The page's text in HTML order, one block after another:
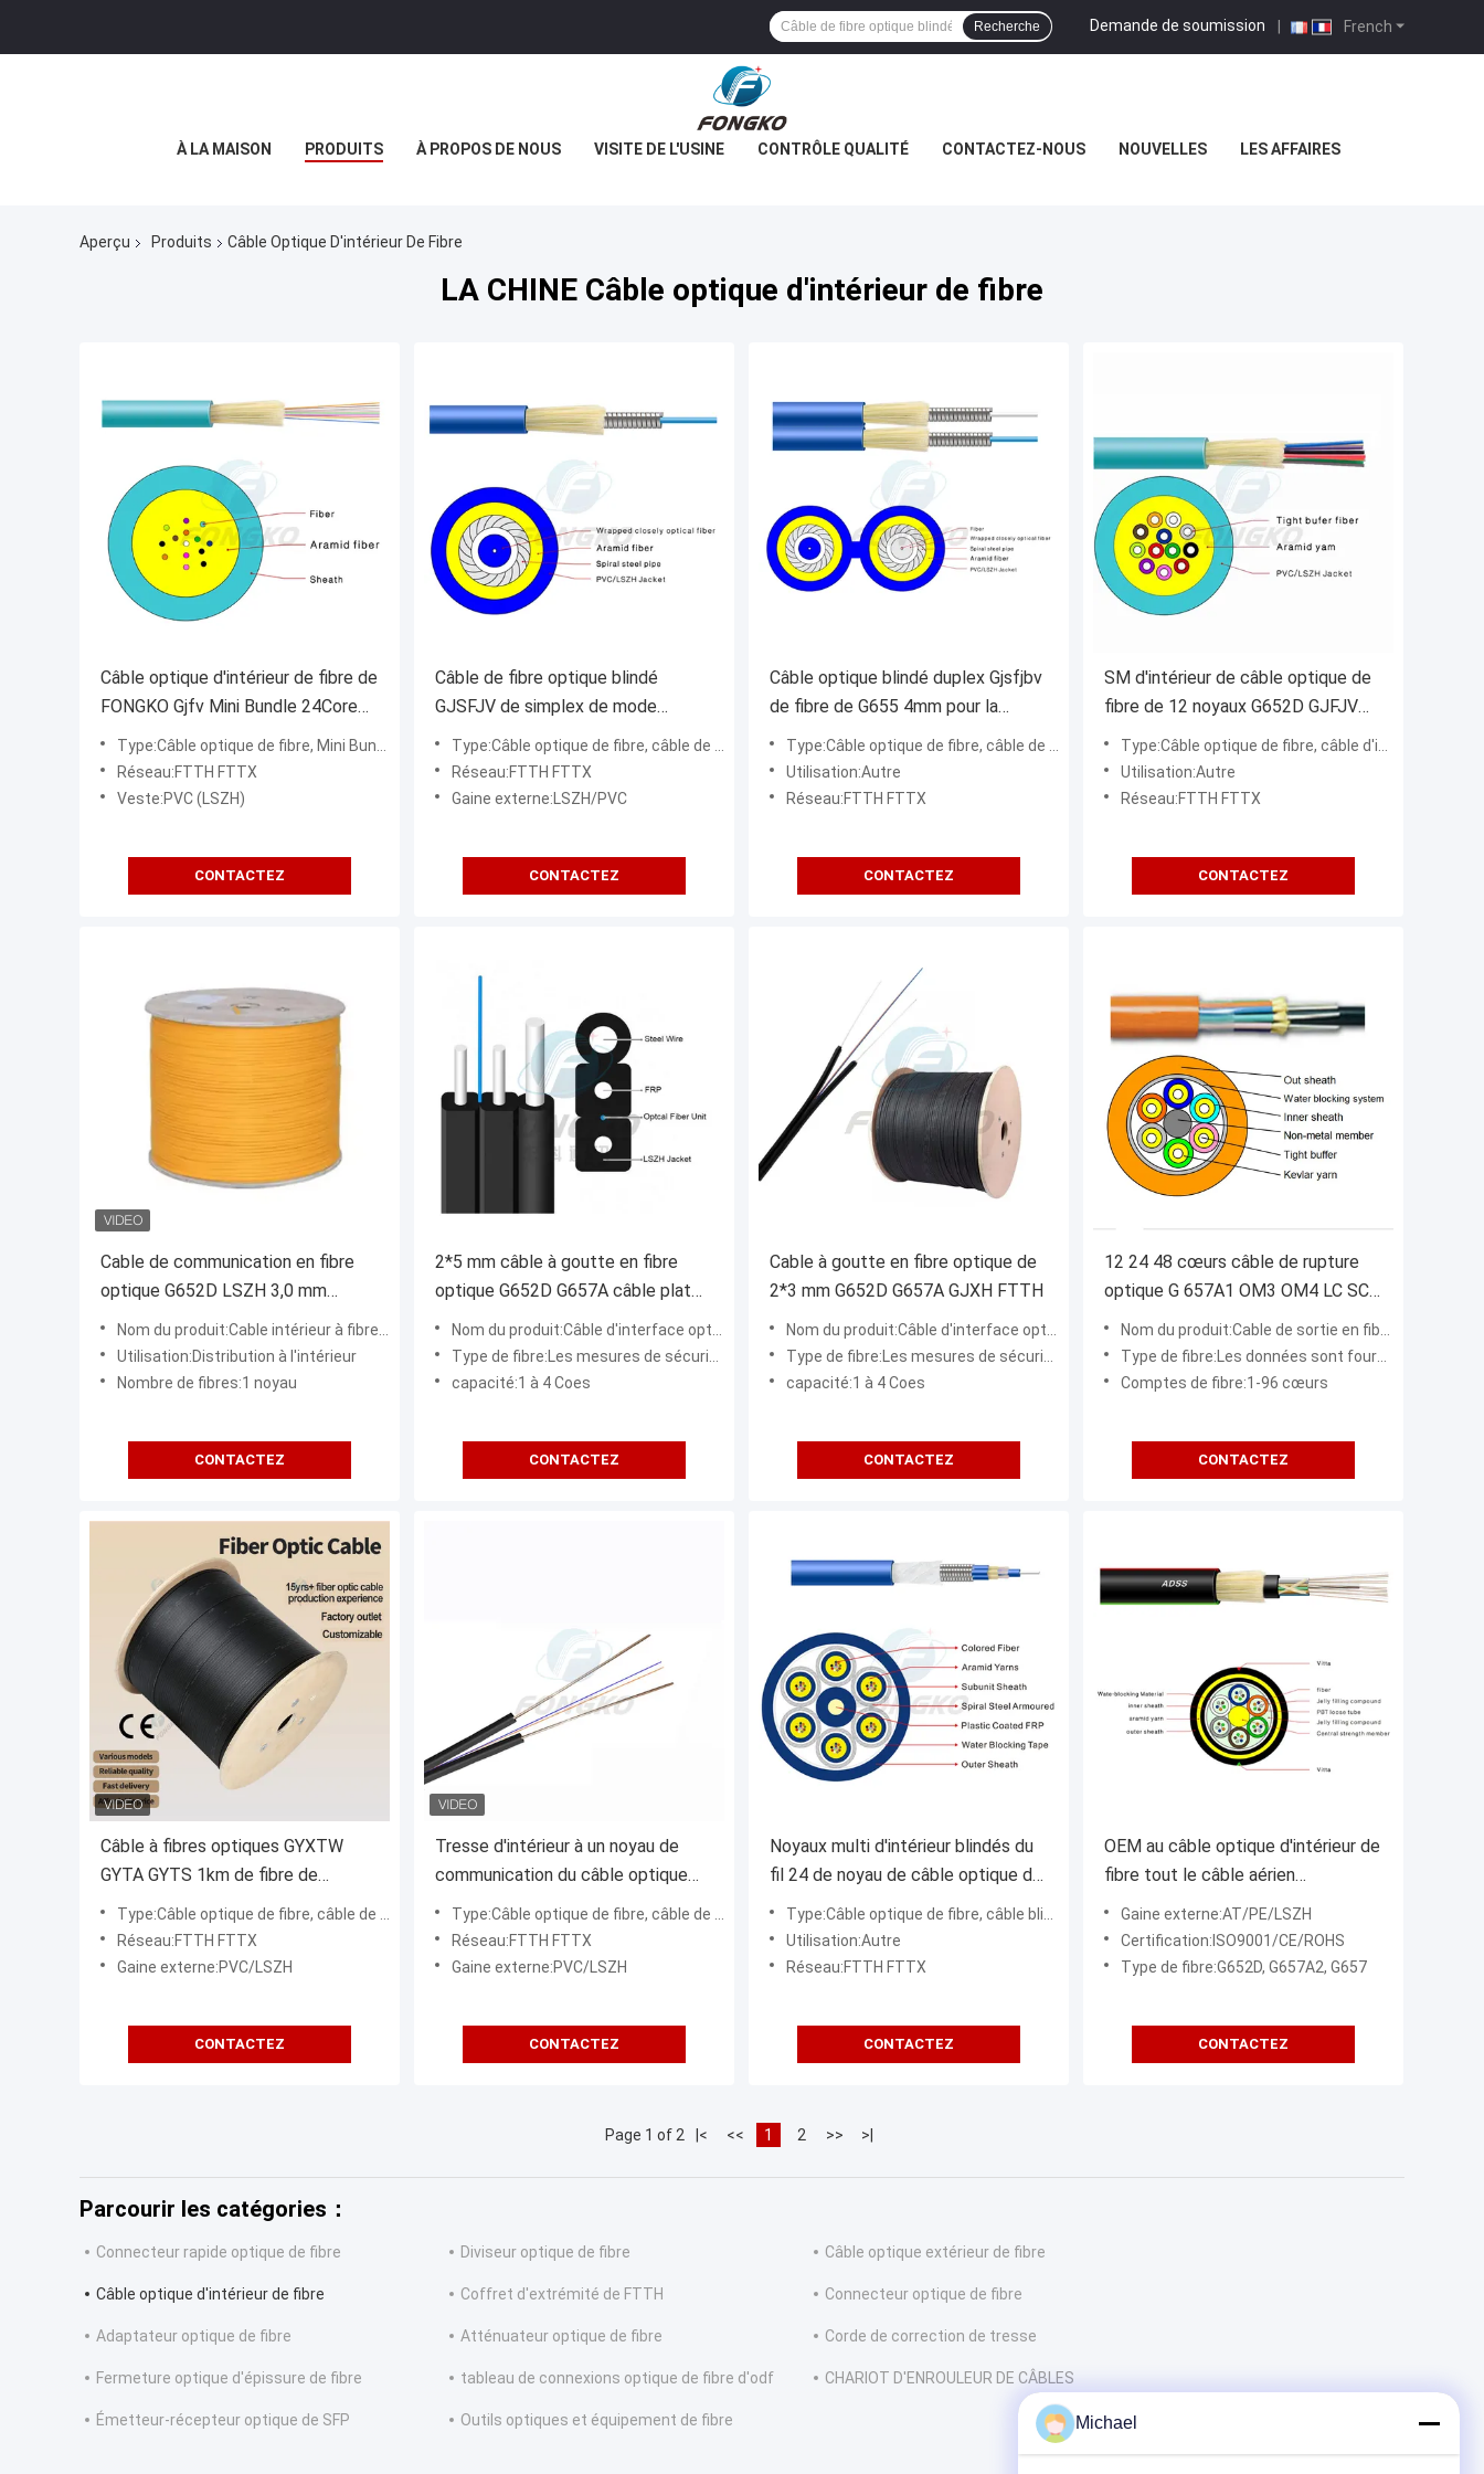
French
Demande de soumission |
Recherche
À LA MAISON PRODUITS À PROPOS DE NOUS VISITE DE L'USINE CONTRÔLE QUALITÉ CONTACTEZ-NOUS NOUVELLES LES AFFAIRES
Aperçu Produits Câble Optique D'intérieur De Fibre
LA CHINE Câble optique d'intérieur de fibre
Câble optique d'intérieur de fibre de
FONGKO Gjfv Mini Bundle 24Core
pour la communication
Type:Câble optique de fibre, Mini Bundle Cable (GJFV)
Réseau:FTTH FTTX
Veste:PVC (LSZH)
CONTACTEZ
Câble de fibre optique blindé
GJSFJV de simplex de mode
unitaire avec la veste de PVC
Type:Câble optique de fibre, câble de fibre optique blindé recto d'intérieur (GJSFJV)
Réseau:FTTH FTTX
Gaine externe:LSZH/PVC
CONTACTEZ
Câble optique blindé duplex Gjsfjbv
de fibre de G655 4mm pour la
distribution d'intérieur
Type:Câble optique de fibre, câble de fibre optique blindé de duplex d'intérieur (GJSFJBV)
Utilisation:Autre
Réseau:FTTH FTTX
CONTACTEZ
SM d'intérieur de câble optique de
fibre de 12 noyaux G652D GJFJV
par paquet
Type:Câble optique de fibre, câble d'intérieur de paquet (GJFJV)
Utilisation:Autre
Réseau:FTTH FTTX
CONTACTEZ
Cable de communication en fibre
optique G652D LSZH 3,0 mm
GJFJV
Nom du produit:Cable intérieur à fibre simple (GJFJV)
Utilisation:Distribution à l'intérieur
Nombre de fibres:1 noyau
CONTACTEZ
2*5 mm câble à goutte en fibre
optique G652D G657A câble plat
extérieur
Nom du produit:Câble d'interface optique de fibre
Type de fibre:Les mesures de sécurité doivent être prises en tenant compte des exigences énoncées au paragraphe 1.
capacité:1 à 4 Coes
CONTACTEZ
Cable à goutte en fibre optique de
2*3 mm G652D G657A GJXH FTTH
Nom du produit:Câble d'interface optique de fibre
Type de fibre:Les mesures de sécurité doivent être prises en tenant compte des exigences énoncées au paragraphe 1.
capacité:1 à 4 Coes
CONTACTEZ
12 24 48 cœurs câble de rupture
optique G 657A1 OM3 OM4 LC SC
ST FC connecteur
Nom du produit:Cable de sortie en fibre optique
Type de fibre:Les données sont fournies par les autorités compétentes de l'État membre dans lequel elles sont situ
Comptes de fibre:1-96 cœurs
CONTACTEZ
Câble à fibres optiques GYXTW
GYTA GYTS 1km de fibre de
FONGKO par baisse d'Adss Ftth de
mètre
Type:Câble optique de fibre, câble de fibre optique d'intérieur GJXH de FTTH
Réseau:FTTH FTTX
Gaine externe:PVC/LSZH
CONTACTEZ
Tresse d'intérieur à un noyau de
communication du câble optique
GJXH de fibre de Lszh FTTH
Type:Câble optique de fibre, câble de fibre optique d'intérieur GJXH de FTTH
Réseau:FTTH FTTX
Gaine externe:PVC/LSZH
CONTACTEZ
Noyaux multi d'intérieur blindés du
fil 24 de noyau de câble optique de
fibre de Gjasfkv d'enterrement
direct
Type:Câble optique de fibre, câble blindé multinucléaire d'intérieur (GJASFKV)
Utilisation:Autre
Réseau:FTTH FTTX
CONTACTEZ
OEM au câble optique d'intérieur de
fibre tout le câble aérien
autosuffisant diélectrique ADSS
Gaine externe:AT/PE/LSZH
Certification:ISO9001/CE/ROHS
Type de fibre:G652D, G657A2, G657
CONTACTEZ
Page 1 of 2 |< << 1 2 >> >|
Parcourir les catégories：
Connecteur rapide optique de fibre Diviseur optique de fibre Câble optique extérieur de fibre
Câble optique d'intérieur de fibre Coffret d'extrémité de FTTH Connecteur optique de fibre
Adaptateur optique de fibre Atténuateur optique de fibre Corde de correction de tresse
Fermeture optique d'épissure de fibre tableau de connexions optique de fibre d'odf CHARIOT D'ENROULEUR DE CÂBLES
Émetteur-récepteur optique de SFP Outils optiques et équipement de fibre Michael